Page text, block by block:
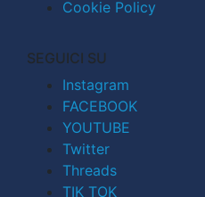
Cookie Policy
SEGUICI SU
Instagram
FACEBOOK
YOUTUBE
Twitter
Threads
TIK TOK